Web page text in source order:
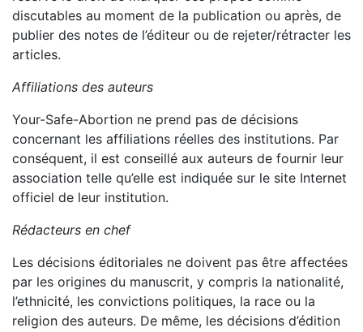
discutables au moment de la publication ou après, de
publier des notes de l’éditeur ou de rejeter/rétracter les
articles.
Affiliations des auteurs
Your-Safe-Abortion ne prend pas de décisions
concernant les affiliations réelles des institutions. Par
conséquent, il est conseillé aux auteurs de fournir leur
association telle qu’elle est indiquée sur le site Internet
officiel de leur institution.
Rédacteurs en chef
Les décisions éditoriales ne doivent pas être affectées
par les origines du manuscrit, y compris la nationalité,
l’ethnicité, les convictions politiques, la race ou la
religion des auteurs. De même, les décisions d’édition